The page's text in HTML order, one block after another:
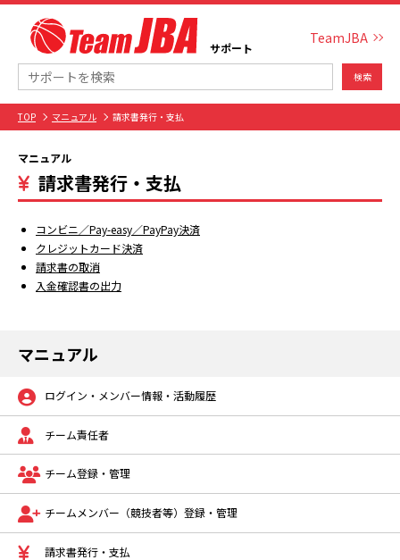
サポート
検索
TeamJBA
TOP マニュアル 請求書発行・支払
マニュアル
請求書発行・支払
コンビニ／Pay-easy／PayPay決済
クレジットカード決済
請求書の取消
入金確認書の出力
マニュアル
ログイン・メンバー情報・活動履歴
チーム責任者
チーム登録・管理
チームメンバー（競技者等）登録・管理
請求書発行・支払